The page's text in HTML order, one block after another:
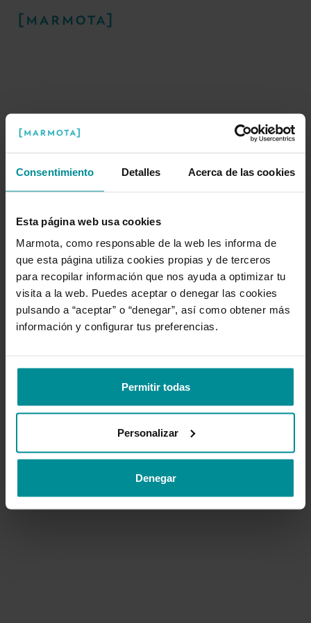
Consentimiento Detalles Acerca de las cookies
Esta página web usa cookies
Marmota, como responsable de la web les informa de
que esta página utiliza cookies propias y de terceros
para recopilar información que nos ayuda a optimizar tu
visita a la web. Puedes aceptar o denegar las cookies
pulsando a “aceptar” o “denegar”, así como obtener más
información y configurar tus preferencias.
Permitir todas
Personalizar
Denegar
¡Ups! Algo ha ido mal
Nuestra marmota está trabajando duro
para arreglar este problema en la
madriguera.
CONTACTAR SOPORTE